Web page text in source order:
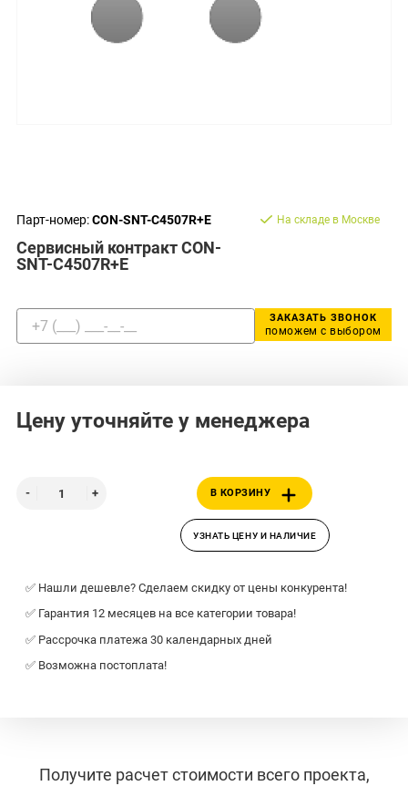
Парт-номер:CON-SNT-C4507R+E
Сервисный контракт CON-
SNT-C4507R+E
На складе в Москве
ЗАКАЗАТЬ ЗВОНОК
поможем с выбором
Цену уточняйте у менеджера
В КОРЗИНУ
УЗНАТЬ ЦЕНУ И НАЛИЧИЕ
✅ Нашли дешевле? Сделаем скидку от цены конкурента!
✅ Гарантия 12 месяцев на все категории товара!
✅ Рассрочка платежа 30 календарных дней
✅ Возможна постоплата!
Получите расчет стоимости всего проекта,